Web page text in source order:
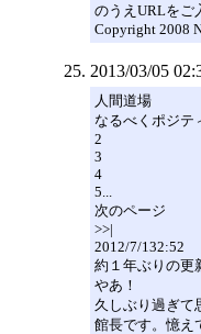
のうえURLをご
Copyright 2008
2013/03/05
人間道場
なるべくポジテ
2
3
4
5...
次のページ
>>|
2012/7/132:52
約１年ぶりの更
やあ！
久しぶり過ぎて
館長です。憶え